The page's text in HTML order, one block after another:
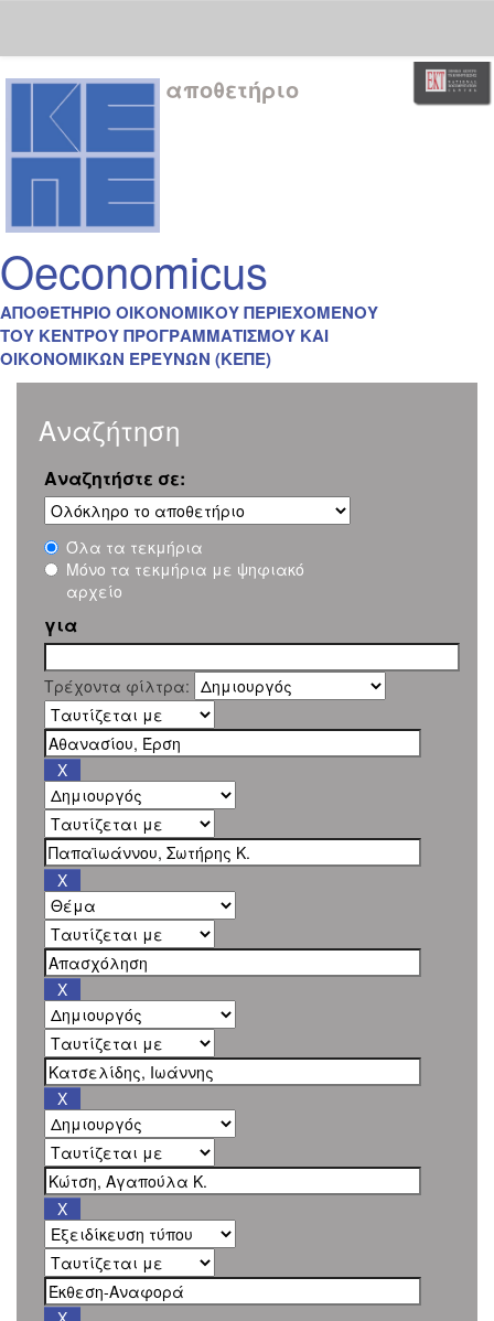
Skip
navigation
αποθετήριο
Oeconomicus
ΑΠΟΘΕΤΗΡΙΟ ΟΙΚΟΝΟΜΙΚΟΥ ΠΕΡΙΕΧΟΜΕΝΟΥ
ΤΟΥ ΚΕΝΤΡΟΥ ΠΡΟΓΡΑΜΜΑΤΙΣΜΟΥ ΚΑΙ
ΟΙΚΟΝΟΜΙΚΩΝ ΕΡΕΥΝΩΝ (ΚΕΠΕ)
Αναζήτηση
Αναζητήστε σε:
Όλα τα τεκμήρια
Μόνο τα τεκμήρια με ψηφιακό
αρχείο
για
Τρέχοντα φίλτρα: